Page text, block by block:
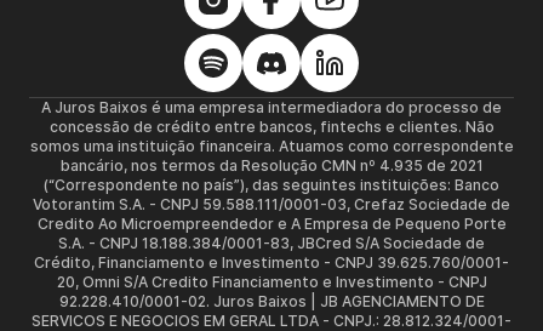
A Juros Baixos é uma empresa intermediadora do processo de
concessão de crédito entre bancos, fintechs e clientes. Não
somos uma instituição financeira. Atuamos como correspondente
bancário, nos termos da Resolução CMN nº 4.935 de 2021
(“Correspondente no país”), das seguintes instituições: Banco
Votorantim S.A. - CNPJ 59.588.111/0001-03, Crefaz Sociedade de
Credito Ao Microempreendedor e A Empresa de Pequeno Porte
S.A. - CNPJ 18.188.384/0001-83, JBCred S/A Sociedade de
Crédito, Financiamento e Investimento - CNPJ 39.625.760/0001-
20, Omni S/A Credito Financiamento e Investimento - CNPJ
92.228.410/0001-02. Juros Baixos | JB AGENCIAMENTO DE
SERVICOS E NEGOCIOS EM GERAL LTDA - CNPJ.: 28.812.324/0001-